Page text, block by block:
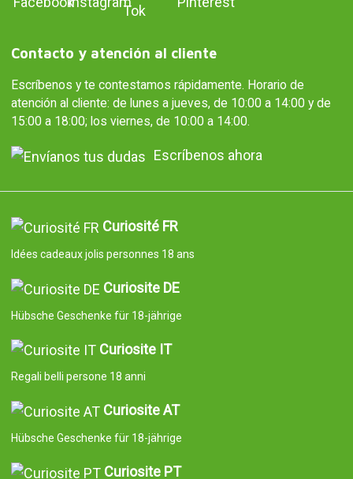
Contacto y atención al cliente
Escríbenos y te contestamos rápidamente. Horario de
atención al cliente: de lunes a jueves, de 10:00 a 14:00 y de
15:00 a 18:00; los viernes, de 10:00 a 14:00.
Escríbenos ahora
Curiosité FR
Idées cadeaux jolis personnes 18 ans
Curiosite DE
Hübsche Geschenke für 18-jährige
Curiosite IT
Regali belli persone 18 anni
Curiosite AT
Hübsche Geschenke für 18-jährige
Curiosite PT